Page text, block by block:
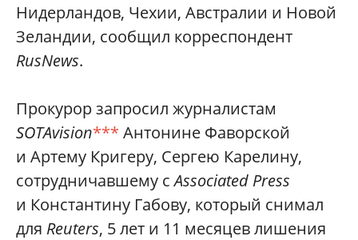
Нидерландов, Чехии, Австралии и Новой
Зеландии, сообщил корреспондент
RusNews.
Прокурор запросил журналистам
SOTAvision*** Антонине Фаворской
и Артему Кригеру, Сергею Карелину,
сотрудничавшему сAssoсiated Press
и Константину Габову, который снимал
для Reuters, 5 лет и 11 месяцев лишения